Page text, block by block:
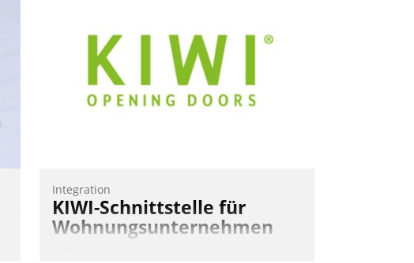
Integration
KIWI-Schnittstelle für
Wohnungsunternehmen